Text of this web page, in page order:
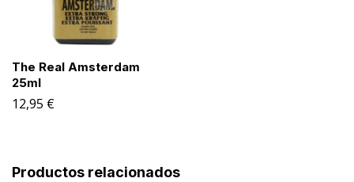
The Real Amsterdam
25ml
12,95 €
Productos relacionados